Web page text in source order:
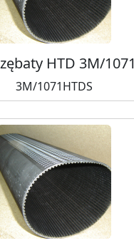
HTD 3M/1071
3M/1071HTDS